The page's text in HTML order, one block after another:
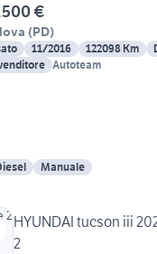
€
(PD)
11/2016 122098 Km
Autoteam
Manuale
HYUNDAI tucson iii
2